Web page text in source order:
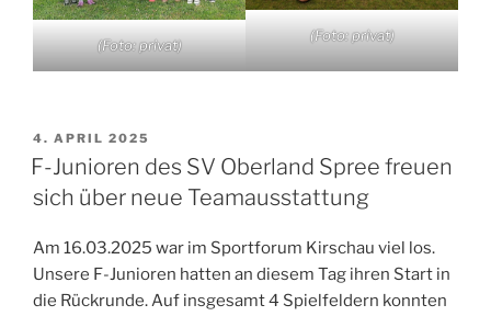
(Foto: privat)
(Foto: privat)
VERÖFFENTLICHT
AM
4. APRIL 2025
F-Junioren des SV Oberland Spree freuen
sich über neue Teamausstattung
Am 16.03.2025 war im Sportforum Kirschau viel los.
Unsere F-Junioren hatten an diesem Tag ihren Start in
die Rückrunde. Auf insgesamt 4 Spielfeldern konnten